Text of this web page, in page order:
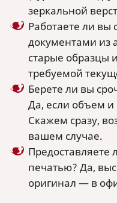
зеркальной
Работаете ли вы
документами из
старые образцы
требуемой
Берете ли вы
Да, если объем и
Скажем сразу,
вашем случае.
Предоставляете
печатью? Да,
оригинал — в